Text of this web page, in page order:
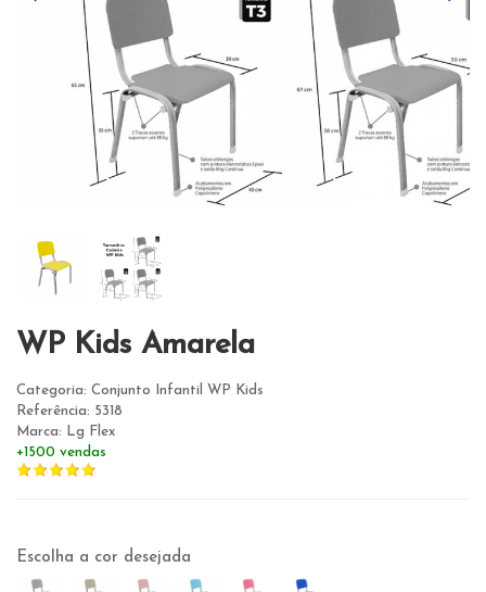
WP Kids Amarela
Categoria: Conjunto Infantil WP Kids
Referência: 5318
Marca: Lg Flex
+1500 vendas
Escolha a cor desejada